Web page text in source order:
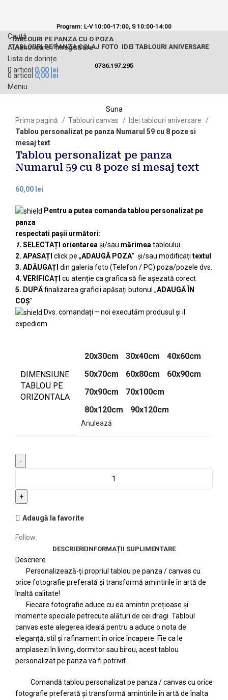
Program: L-V 10:00-17:00, S 10:00-14:00
Caută
Autentificare / Înregistrare
Lista de dorințe
0 articol 0,00 lei
TABLOURI PE PANZA CU O POZA
TABLOURI PE PANZA COLAJ FOTO IDEI TABLOURI ANIVERSARE
0736.197.295
0 articol 0,00 lei
Meniu
Suna
Prima pagină
Tablouri canvas
Idei tablouri aniversare
Tablou personalizat pe panza Numarul 59 cu 8 poze si
mesaj text
Tablou personalizat pe panza
Numarul 59 cu 8 poze si mesaj text
lei
Pentru a putea comanda tablou personalizat pe
panza
respectati pașii următori:
1.SELECTAȚI orientarea și/sau mărimea tabloului
2. APASAȚI click pe „ADAUGĂ POZA” și/sau modificați textul
3. ADĂUGAȚI din galeria foto (Telefon / PC) poza/pozele dvs.
4. VERIFICAȚI cu atenție ca grafica să fie așezată corect
5. DUPĂfinalizarea graficii apăsați butonul „ADAUGĂ ÎN
COȘ”
Dvs. comandați – noi executăm produsul și il
expediem
DIMENSIUNE
TABLOU PE
ORIZONTALA
20x30cm 30x40cm
40x60cm
50x70cm
60x80cm
60x90cm
70x90cm
70x100cm
80x120cm
90x120cm
Anulează
Adaugă la favorite
Follow:
DESCRIEREINFORMAȚII SUPLIMENTARE
Descriere
Personalizează-ți propriul tablou pe panza / canvas cu
orice fotografie preferată și transformă amintirile în artă de
înaltă calitate!
Fiecare fotografie aduce cu ea amintiri prețioase și
momente speciale petrecute alături de cei dragi. Tabloul
canvas este alegerea ideală pentru a aduce o nota de
eleganță, stil și rafinament în orice încapere. Fie ca le
amplasezi în living, dormitor sau birou, acest tablou
personalizat pe panza va fi potrivit.
Comandă tablou personalizat pe panza / canvas cu orice
fotografie preferată și transformă amintirile în artă de înalta